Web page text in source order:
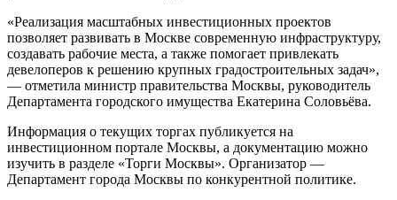
«Реализация масштабных инвестиционных проектов
позволяет развивать в Москве современную инфраструктуру,
создавать рабочие места, а также помогает привлекать
девелоперов к решению крупных градостроительных задач»,
— отметила министр правительства Москвы, руководитель
Департамента городского имущества Екатерина Соловьёва.
Информация о текущих торгах публикуется на
инвестиционном портале Москвы, а документацию можно
изучить в разделе «Торги Москвы». Организатор —
Департамент города Москвы по конкурентной политике.